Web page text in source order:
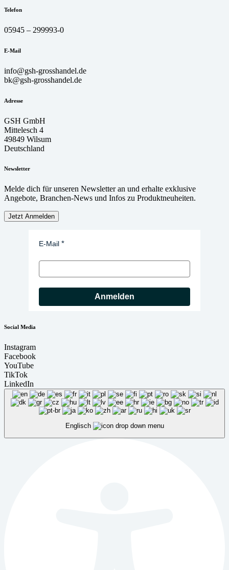
Telefon
05945 – 299993-0
E-Mail
info@gsh-grosshandel.de
bk@gsh-grosshandel.de
Adresse
GSH GmbH
Mittelesch 4
49849 Wilsum
Deutschland
Newsletter
Melde dich für unseren Newsletter an und erhalte exklusive
Angebote, Branchen-News und Infos zu Produktneuheiten.
Jetzt Anmelden
E-Mail
Anmelden
Social Media
Instagram
Facebook
YouTube
TikTok
LinkedIn
Englisch